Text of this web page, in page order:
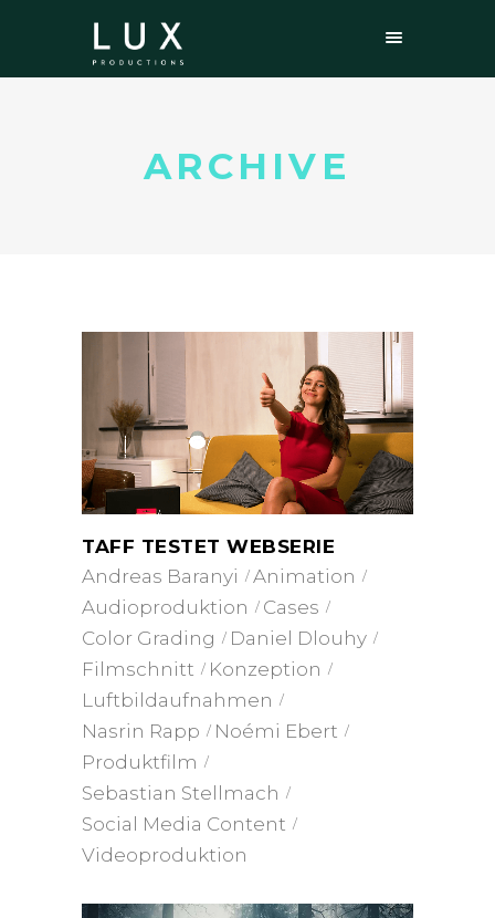
ARCHIVE
TAFF TESTET WEBSERIE
Andreas Baranyi
Animation
Audioproduktion
Cases
Color Grading
Daniel Dlouhy
Filmschnitt
Konzeption
Luftbildaufnahmen
Nasrin Rapp
Noémi Ebert
Produktfilm
Sebastian Stellmach
Social Media Content
Videoproduktion